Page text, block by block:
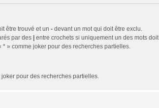
être trouvé et un - devant un mot qui doit être exclu.
par des | entre crochets si uniquement un des mots doit
* » comme joker pour des recherches partielles.
pour des recherches partielles.